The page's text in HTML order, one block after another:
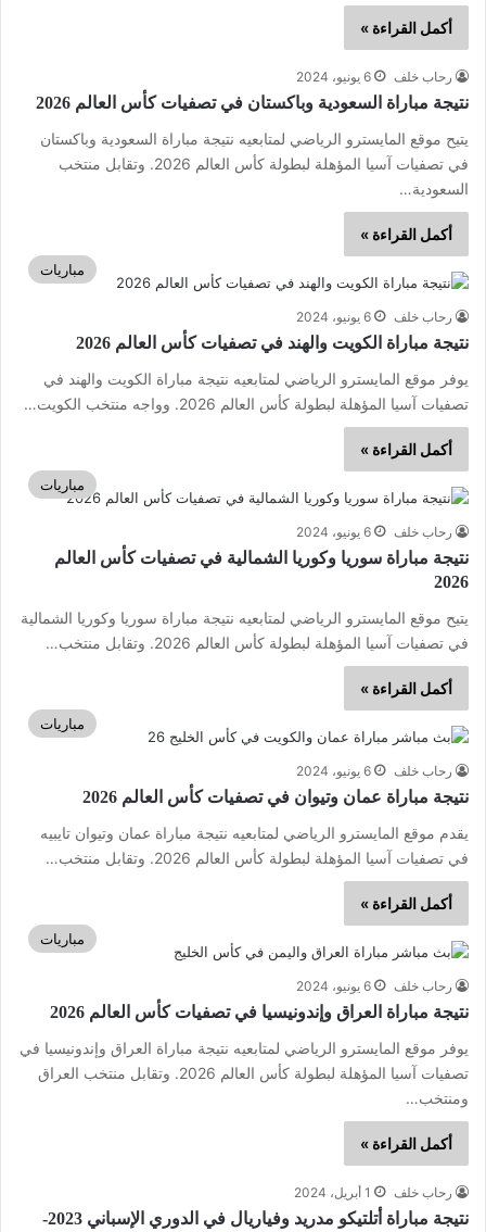
أكمل القراءة »
رحاب خلف 6 يونيو، 2024
نتيجة مباراة السعودية وباكستان في تصفيات كأس العالم 2026
يتيح موقع المايسترو الرياضي لمتابعيه نتيجة مباراة السعودية وباكستان
في تصفيات آسيا المؤهلة لبطولة كأس العالم 2026. وتقابل منتخب
السعودية…
أكمل القراءة »
مباريات
رحاب خلف 6 يونيو، 2024
نتيجة مباراة الكويت والهند في تصفيات كأس العالم 2026
يوفر موقع المايسترو الرياضي لمتابعيه نتيجة مباراة الكويت والهند في
تصفيات آسيا المؤهلة لبطولة كأس العالم 2026. وواجه منتخب الكويت…
أكمل القراءة »
مباريات
رحاب خلف 6 يونيو، 2024
نتيجة مباراة سوريا وكوريا الشمالية في تصفيات كأس العالم
2026
يتيح موقع المايسترو الرياضي لمتابعيه نتيجة مباراة سوريا وكوريا الشمالية
في تصفيات آسيا المؤهلة لبطولة كأس العالم 2026. وتقابل منتخب…
أكمل القراءة »
مباريات
رحاب خلف 6 يونيو، 2024
نتيجة مباراة عمان وتيوان في تصفيات كأس العالم 2026
يقدم موقع المايسترو الرياضي لمتابعيه نتيجة مباراة عمان وتيوان تايبيه
في تصفيات آسيا المؤهلة لبطولة كأس العالم 2026. وتقابل منتخب…
أكمل القراءة »
مباريات
رحاب خلف 6 يونيو، 2024
نتيجة مباراة العراق وإندونيسيا في تصفيات كأس العالم 2026
يوفر موقع المايسترو الرياضي لمتابعيه نتيجة مباراة العراق وإندونيسيا في
تصفيات آسيا المؤهلة لبطولة كأس العالم 2026. وتقابل منتخب العراق
ومنتخب…
أكمل القراءة »
رحاب خلف 1 أبريل، 2024
نتيجة مباراة أتلتيكو مدريد وفياريال في الدوري الإسباني 2023-